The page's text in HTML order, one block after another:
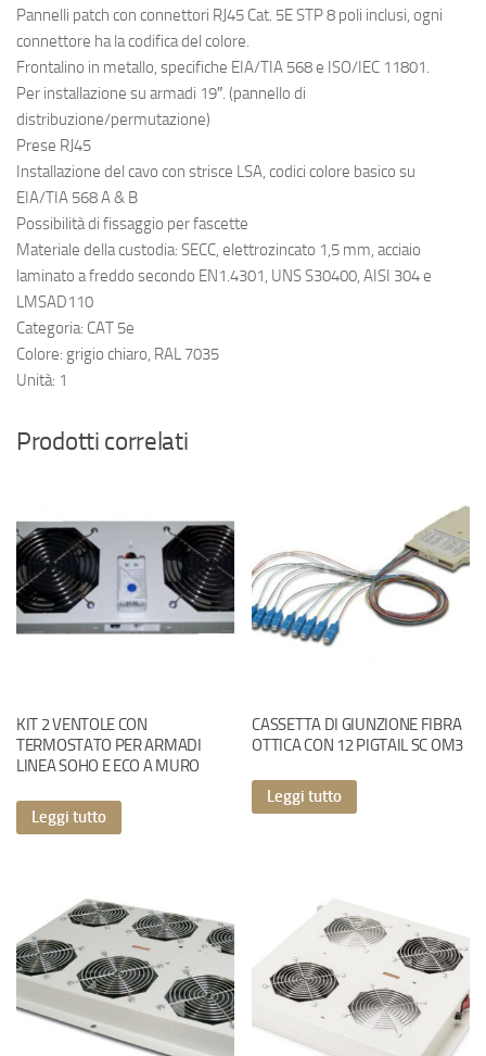
Pannelli patch con connettori RJ45 Cat. 5E STP 8 poli inclusi, ogni
connettore ha la codifica del colore.
Frontalino in metallo, specifiche EIA/TIA 568 e ISO/IEC 11801.
Per installazione su armadi 19″. (pannello di
distribuzione/permutazione)
Prese RJ45
Installazione del cavo con strisce LSA, codici colore basico su
EIA/TIA 568 A & B
Possibilità di fissaggio per fascette
Materiale della custodia: SECC, elettrozincato 1,5 mm, acciaio
laminato a freddo secondo EN1.4301, UNS S30400, AISI 304 e
LMSAD110
Categoria: CAT 5e
Colore: grigio chiaro, RAL 7035
Unità: 1
Prodotti correlati
KIT 2 VENTOLE CON
TERMOSTATO PER ARMADI
LINEA SOHO E ECO A MURO
Leggi tutto
CASSETTA DI GIUNZIONE FIBRA
OTTICA CON 12 PIGTAIL SC OM3
Leggi tutto